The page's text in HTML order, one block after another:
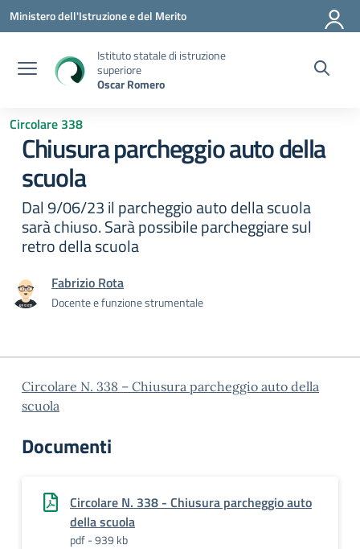
Vai ai contenuti
Vai al menu di navigazione
Vai al footer
Ministero dell'Istruzione e del Merito
Istituto statale di istruzione
superiore
Oscar Romero
Circolare 338
Chiusura parcheggio auto della
scuola
Dal 9/06/23 il parcheggio auto della scuola
sarà chiuso. Sarà possibile parcheggiare sul
retro della scuola
Fabrizio Rota
Docente e funzione strumentale
Circolare N. 338 – Chiusura parcheggio auto della
scuola
Documenti
Circolare N. 338 - Chiusura parcheggio auto
della scuola
pdf - 939 kb